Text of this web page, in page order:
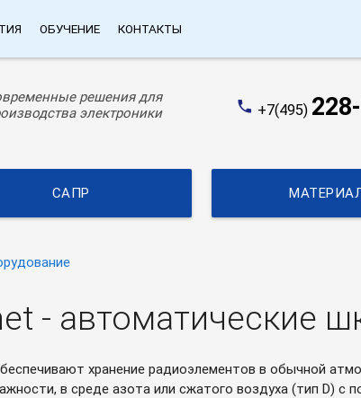
ОБУЧЕНИЕ КОНТАКТЫ
решения для
электроники
phone +7(495)
САПР
- автоматические
хранение радиоэлементов в обычной
в среде азота или сжатого воздуха (тип D)